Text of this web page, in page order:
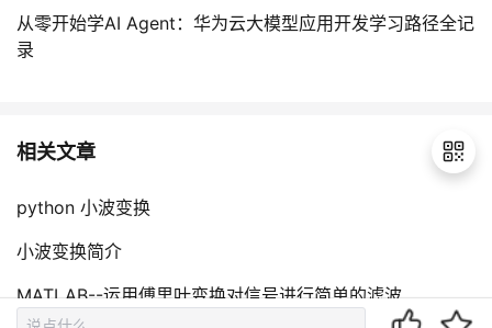
从零开始学AI Agent：华为云大模型应用开发学习路径全记
录
相关文章
python 小波变换
小波变换简介
MATLAB--运用傅里叶变换对信号进行简单的滤波